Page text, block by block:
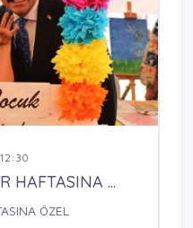
HAFTASINA ...
ÖZEL